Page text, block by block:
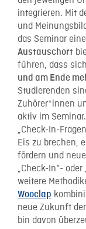
integrieren. Mit
und
das Seminar
Austauschort
führen, dass sich
und am Ende
Studierenden
Zuhörer*innen
aktiv im
„Check-In-
Eis zu brechen,
fördern und
„Check-In“-
weitere
Wooclap
neue Zukunft
bin davon